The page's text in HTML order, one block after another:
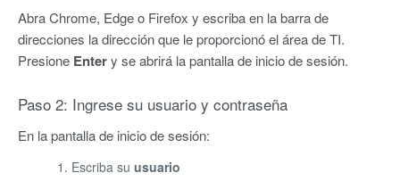
Abra Chrome, Edge o Firefox y escriba en la barra de
direcciones la dirección que le proporcionó el área de TI.
Presione Entery se abrirá la pantalla de inicio de sesión.
Paso 2: Ingrese su usuario y contraseña
En la pantalla de inicio de sesión:
Escriba su usuario